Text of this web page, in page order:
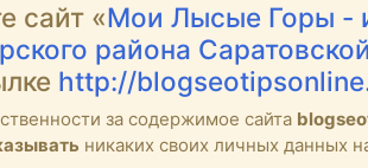
сайт «Мои Лысые Горы -
района
http://
за содержимое сайта
никаких своих личных данных